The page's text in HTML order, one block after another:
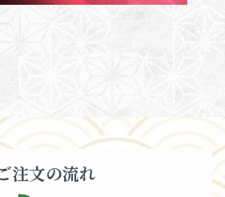
注文の流れ